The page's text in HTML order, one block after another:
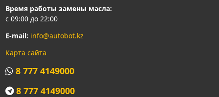
Время работы замены масла:
с 09:00 до 22:00
E-mail: info@autobot.kz
Карта сайта
8 777 4149000
8 777 4149000